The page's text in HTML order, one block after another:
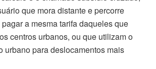
que mora distante e percorre
a mesma tarifa daqueles que
centros urbanos, ou que utilizam o
urbano para deslocamentos mais